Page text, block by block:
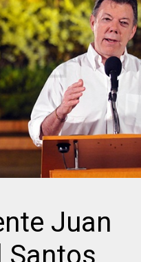
Juan
Santos